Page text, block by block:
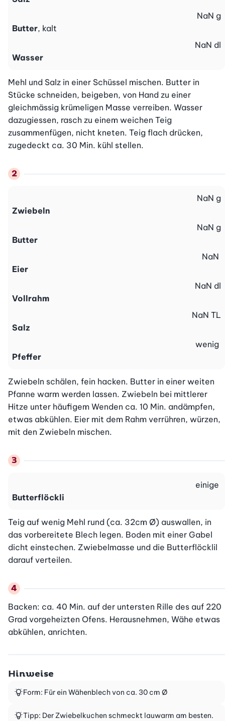
Butter, kalt
NaN g
Wasser
NaN dl
Mehl und Salz in einer Schüssel mischen. Butter in
Stücke schneiden, beigeben, von Hand zu einer
gleichmässig krümeligen Masse verreiben. Wasser
dazugiessen, rasch zu einem weichen Teig
zusammenfügen, nicht kneten. Teig flach drücken,
zugedeckt ca. 30 Min. kühl stellen.
Zwiebeln
NaN g
Butter
NaN g
Eier
NaN
Vollrahm
NaN dl
Salz
NaN TL
Pfeffer
wenig
Zwiebeln schälen, fein hacken. Butter in einer weiten
Pfanne warm werden lassen. Zwiebeln bei mittlerer
Hitze unter häufigem Wenden ca. 10 Min. andämpfen,
etwas abkühlen. Eier mit dem Rahm verrühren, würzen,
mit den Zwiebeln mischen.
Butterflöckli
einige
Teig auf wenig Mehl rund (ca. 32cm Ø) auswallen, in
das vorbereitete Blech legen. Boden mit einer Gabel
dicht einstechen. Zwiebelmasse und die Butterflöcklil
darauf verteilen.
Backen: ca. 40 Min. auf der untersten Rille des auf 220
Grad vorgeheizten Ofens. Herausnehmen, Wähe etwas
abkühlen, anrichten.
Hinweise
Form: Für ein Wähenblech von ca. 30 cm Ø
Tipp: Der Zwiebelkuchen schmeckt lauwarm am besten.